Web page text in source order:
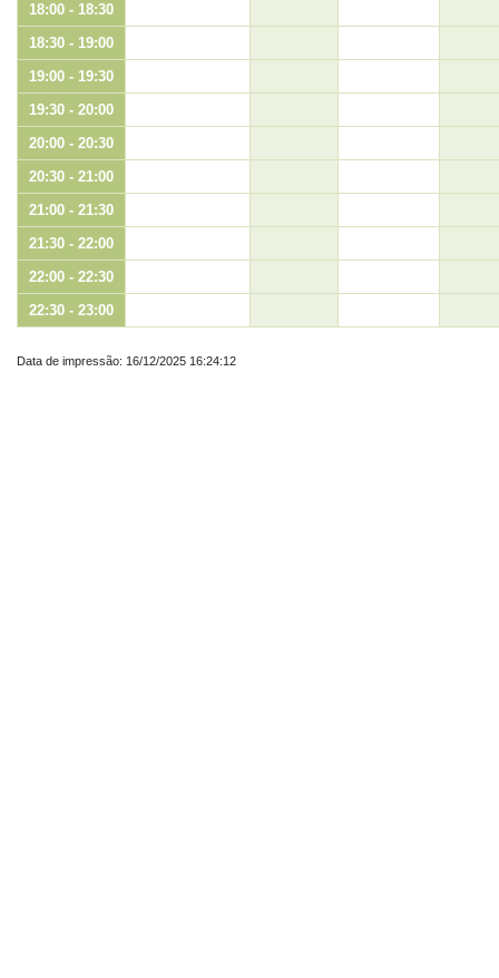
18:00 - 18:30
18:30 - 19:00
19:00 - 19:30
19:30 - 20:00
20:00 - 20:30
20:30 - 21:00
21:00 - 21:30
21:30 - 22:00
22:00 - 22:30
22:30 - 23:00
Data de impressão: 16/12/2025 16:24:12